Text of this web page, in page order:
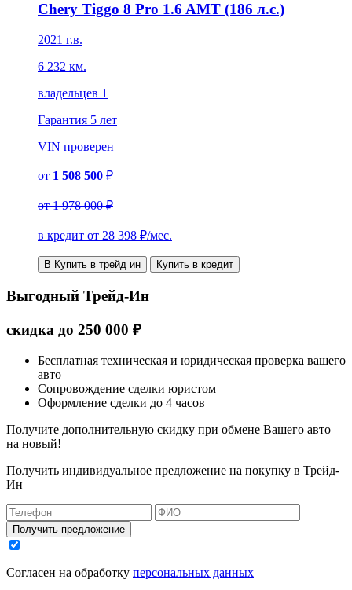
Chery Tiggo 8 Pro 1.6 AMT (186 л.с.)
2021 г.в.
6 232 км.
владельцев 1
Гарантия 5 лет
VIN проверен
от 1 508 500 ₽
от1 978 000 ₽
в кредит от 28 398 ₽/мес.
В Купить в трейд ин Купить в кредит
Выгодный Трейд-Ин
скидка до 250 000 ₽
Бесплатная техническая и юридическая проверка вашего
авто
Сопровождение сделки юристом
Оформление сделки до 4 часов
Получите дополнительную скидку при обмене Вашего авто
на новый!
Получить индивидуальное предложение на покупку в Трейд-
Ин
Получить предложение
Согласен на обработку персональных данных